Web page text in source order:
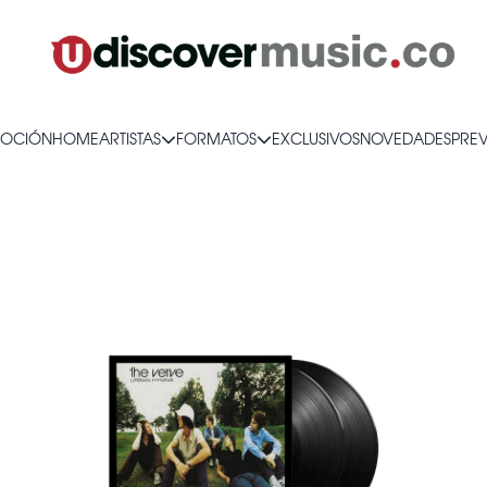
HOMEARTISTAS FORMATOS EXCLUSIVOSNOVEDADES